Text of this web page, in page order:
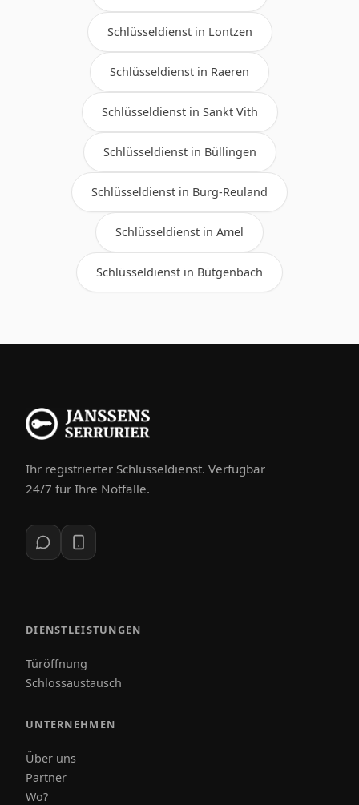
Schlüsseldienst in Lontzen
Schlüsseldienst in Raeren
Schlüsseldienst in Sankt Vith
Schlüsseldienst in Büllingen
Schlüsseldienst in Burg-Reuland
Schlüsseldienst in Amel
Schlüsseldienst in Bütgenbach
Ihr registrierter Schlüsseldienst. Verfügbar
24/7 für Ihre Notfälle.
DIENSTLEISTUNGEN
Türöffnung
Schlossaustausch
UNTERNEHMEN
Über uns
Partner
Wo?